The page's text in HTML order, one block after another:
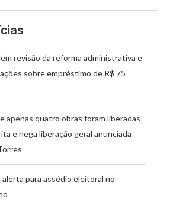
revisão da reforma administrativa e
sobre empréstimo de R$ 75
apenas quatro obras foram liberadas
e nega liberação geral anunciada
alerta para assédio eleitoral no